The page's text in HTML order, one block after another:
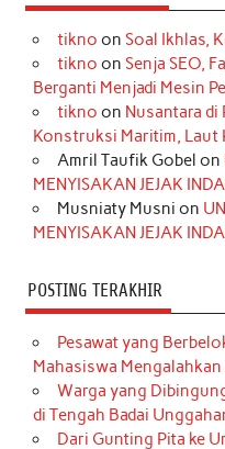
e
b
o
k
t
a
r
a
m
T
o
k
t
e
r
e
s
t
tikno on Soal Ikhlas,
tikno on Senja SEO,
Berganti Menjadi Mesin
tikno on Nusantara di
Konstruksi Maritim, Laut
Amril Taufik Gobel on
MENYISAKAN JEJAK
Musniaty Musni on
MENYISAKAN JEJAK
POSTING TERAKHIR
Pesawat yang
Mahasiswa
Warga yang
di Tengah Badai
Dari Gunting Pita ke